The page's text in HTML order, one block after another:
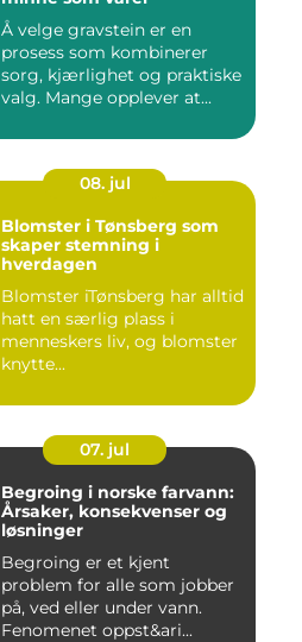
Å velge gravstein er en
prosess som kombinerer
sorg, kjærlighet og praktiske
valg. Mange opplever at...
08. jul
Blomster i Tønsberg som
skaper stemning i
hverdagen
Blomster iTønsberg har alltid
hatt en særlig plass i
menneskers liv, og blomster
knytte...
07. jul
Begroing i norske farvann:
Årsaker, konsekvenser og
løsninger
Begroing er et kjent
problem for alle som jobber
på, ved eller under vann.
Fenomenet oppst&ari...